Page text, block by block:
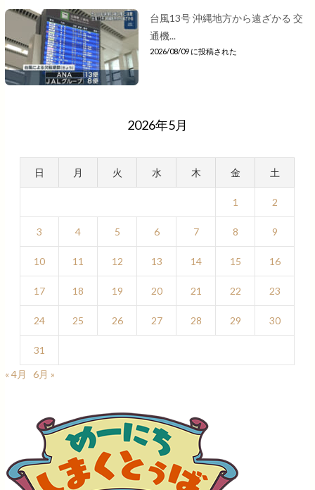
台風13号 沖縄地方から遠ざかる 交
通機...
2026/08/09 に投稿された
2026年5月
日 月 火 水 木 金 土
1 2
3 4 5 6 7 8 9
10 11 12 13 14 15 16
17 18 19 20 21 22 23
24 25 26 27 28 29 30
31
« 4月
6月 »